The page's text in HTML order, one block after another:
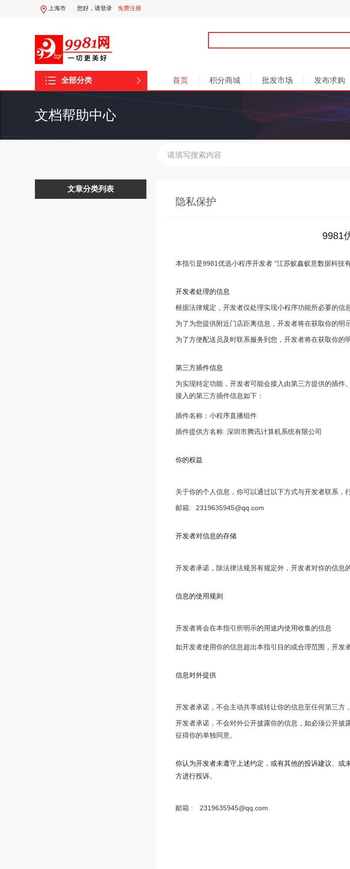
上海市 您好， 请登录 免费注册
全部分类 首页 积分商城 批发市场 发布求购
文档帮助中心
文章分类列表
隐私保护
9981
本指引是9981优选小程序开发者 "江苏蚁鑫蚁意数据科技
开发者处理的信息
根据法律规定，开发者仅处理实现小程序功能所必要的信息
为了为您提供附近门店距离信息，开发者将在获取你的明
为了方便配送员及时联系服务到您，开发者将在获取你的
第三方插件信息
为实现特定功能，开发者可能会接入由第三方提供的插
接入的第三方插件信息如下：
插件名称：小程序直播组件
插件提供方名称: 深圳市腾讯计算机系统有限公司
你的权益
关于你的个人信息，你可以通过以下方式与开发者联系，
邮箱: 2319635945@qq.com
开发者对信息的存储
开发者承诺，除法律法规另有规定外，开发者对你的信息
信息的使用规则
开发者将会在本指引所明示的用途内使用收集的信息
如开发者使用你的信息超出本指引目的或合理范围，开发
信息对外提供
开发者承诺，不会主动共享或转让你的信息至任何第三方
开发者承诺，不会对外公开披露你的信息，如必须公开
征得你的单独同意。
你认为开发者未遵守上述约定，或有其他的投诉建议、
方进行投诉。
邮箱 : 2319635945@qq.com